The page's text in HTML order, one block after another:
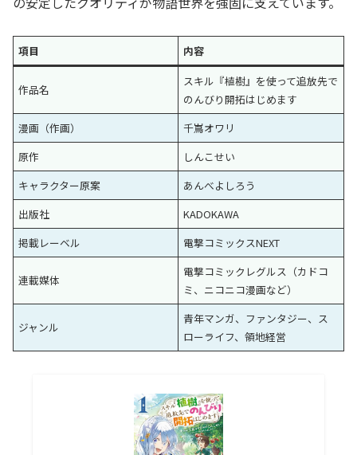
項目 内容
作品名
スキル『植樹』を使って追放先で
のんびり開拓はじめます
漫画（作画）
千嶌オワリ
原作
しんこせい
キャラクター原案
あんべよしろう
出版社
KADOKAWA
掲載レーベル
電撃コミックスNEXT
連載媒体
電撃コミックレグルス（カドコ
ミ、ニコニコ漫画など）
ジャンル
青年マンガ、ファンタジー、ス
ローライフ、領地経営